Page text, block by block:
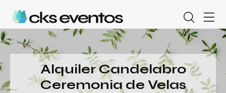
Alquiler Candelabro
Ceremonia de Velas